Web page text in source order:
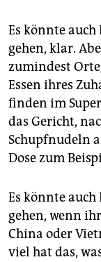
Es könnte
gehen, klar.
zumindest
Essen ihres
finden im
das Gericht,
Schupfnudeln
Dose zum
Es könnte
gehen, wenn
China oder
viel hat das,